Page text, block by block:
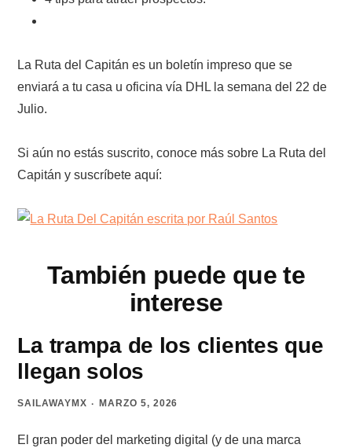
La Ruta del Capitán es un boletín impreso que se
enviará a tu casa u oficina vía DHL la semana del 22 de
Julio.
Si aún no estás suscrito, conoce más sobre La Ruta del
Capitán y suscríbete aquí:
También puede que te
interese
La trampa de los clientes que
llegan solos
SAILAWAYMX MARZO 5, 2026
El gran poder del marketing digital (y de una marca